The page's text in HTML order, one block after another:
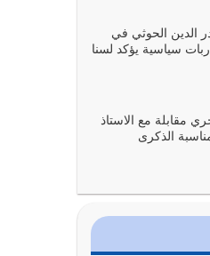
عن ذكر الله وعن هدى
الدين الحوثي في
سياسية يؤكد لسنا
مقابلة مع الاستاذ
الذكرى